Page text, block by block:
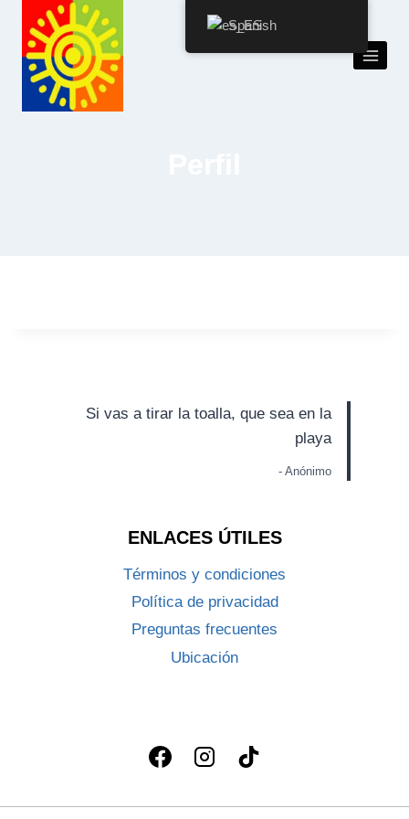
Si vas a tirar la toalla, que sea en la
playa
- Anónimo
ENLACES ÚTILES
Términos y condiciones
Política de privacidad
Preguntas frecuentes
Ubicación
Spanish